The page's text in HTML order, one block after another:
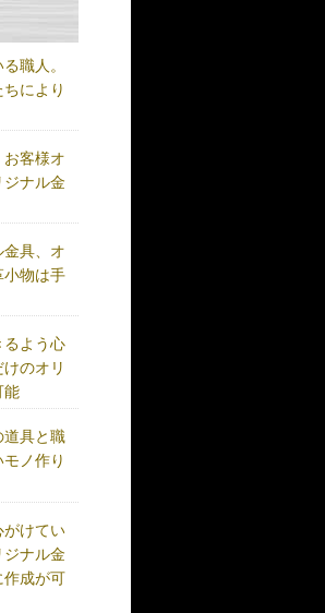
職人。
により
客様オ
ジナル金
具、オ
小物は手
るよう心
のオリ
能
道具と職
ノ作り
がけてい
ジナル金
作成が可